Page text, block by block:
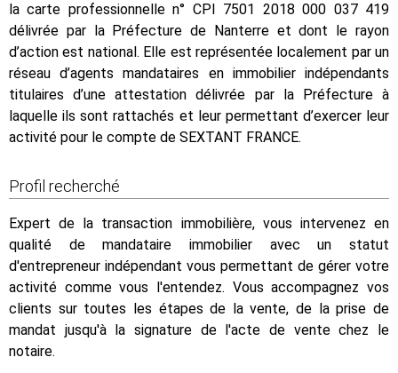
la carte professionnelle n° CPI 7501 2018 000 037 419
délivrée par la Préfecture de Nanterre et dont le rayon
d’action est national. Elle est représentée localement par un
réseau d’agents mandataires en immobilier indépendants
titulaires d’une attestation délivrée par la Préfecture à
laquelle ils sont rattachés et leur permettant d’exercer leur
activité pour le compte de SEXTANT FRANCE.
Profil recherché
Expert de la transaction immobilière, vous intervenez en
qualité de mandataire immobilier avec un statut
d'entrepreneur indépendant vous permettant de gérer votre
activité comme vous l'entendez. Vous accompagnez vos
clients sur toutes les étapes de la vente, de la prise de
mandat jusqu'à la signature de l'acte de vente chez le
notaire.